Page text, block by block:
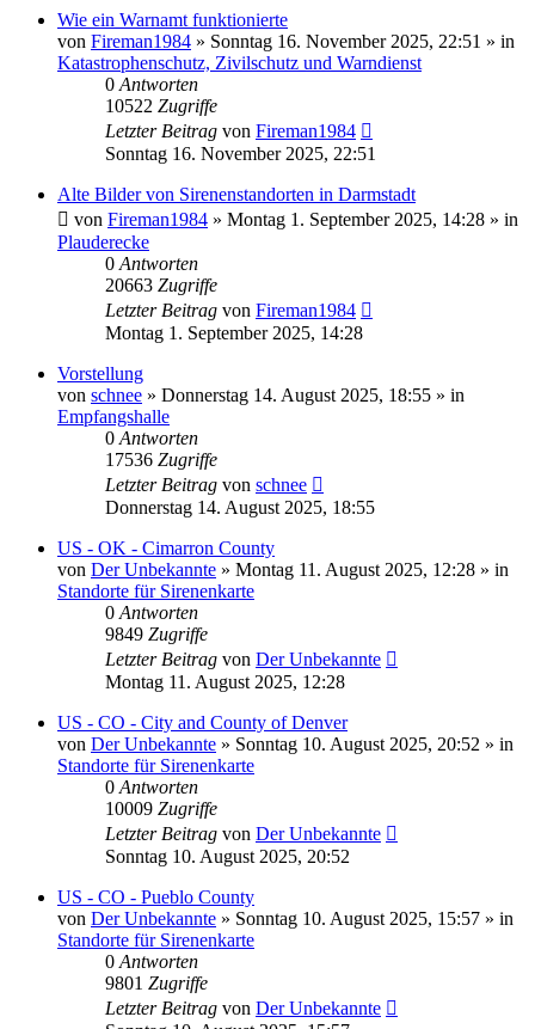
Wie ein Warnamt funktionierte
von Fireman1984 » Sonntag 16. November 2025, 22:51 » in
Katastrophenschutz, Zivilschutz und Warndienst
0 Antworten
10522 Zugriffe
Letzter Beitrag von Fireman1984
Sonntag 16. November 2025, 22:51
Alte Bilder von Sirenenstandorten in Darmstadt
von Fireman1984 » Montag 1. September 2025, 14:28 » in
Plauderecke
0 Antworten
20663 Zugriffe
Letzter Beitrag von Fireman1984
Montag 1. September 2025, 14:28
Vorstellung
von schnee » Donnerstag 14. August 2025, 18:55 » in
Empfangshalle
0 Antworten
17536 Zugriffe
Letzter Beitrag von schnee
Donnerstag 14. August 2025, 18:55
US - OK - Cimarron County
von Der Unbekannte » Montag 11. August 2025, 12:28 » in
Standorte für Sirenenkarte
0 Antworten
9849 Zugriffe
Letzter Beitrag von Der Unbekannte
Montag 11. August 2025, 12:28
US - CO - City and County of Denver
von Der Unbekannte » Sonntag 10. August 2025, 20:52 » in
Standorte für Sirenenkarte
0 Antworten
10009 Zugriffe
Letzter Beitrag von Der Unbekannte
Sonntag 10. August 2025, 20:52
US - CO - Pueblo County
von Der Unbekannte » Sonntag 10. August 2025, 15:57 » in
Standorte für Sirenenkarte
0 Antworten
9801 Zugriffe
Letzter Beitrag von Der Unbekannte